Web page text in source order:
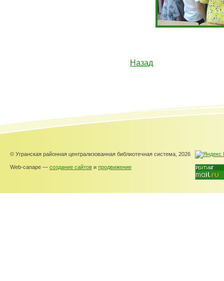
Назад
© Угранская районная централизованная библиотечная система, 2026
Web-canape — создание сайтов и продвижение